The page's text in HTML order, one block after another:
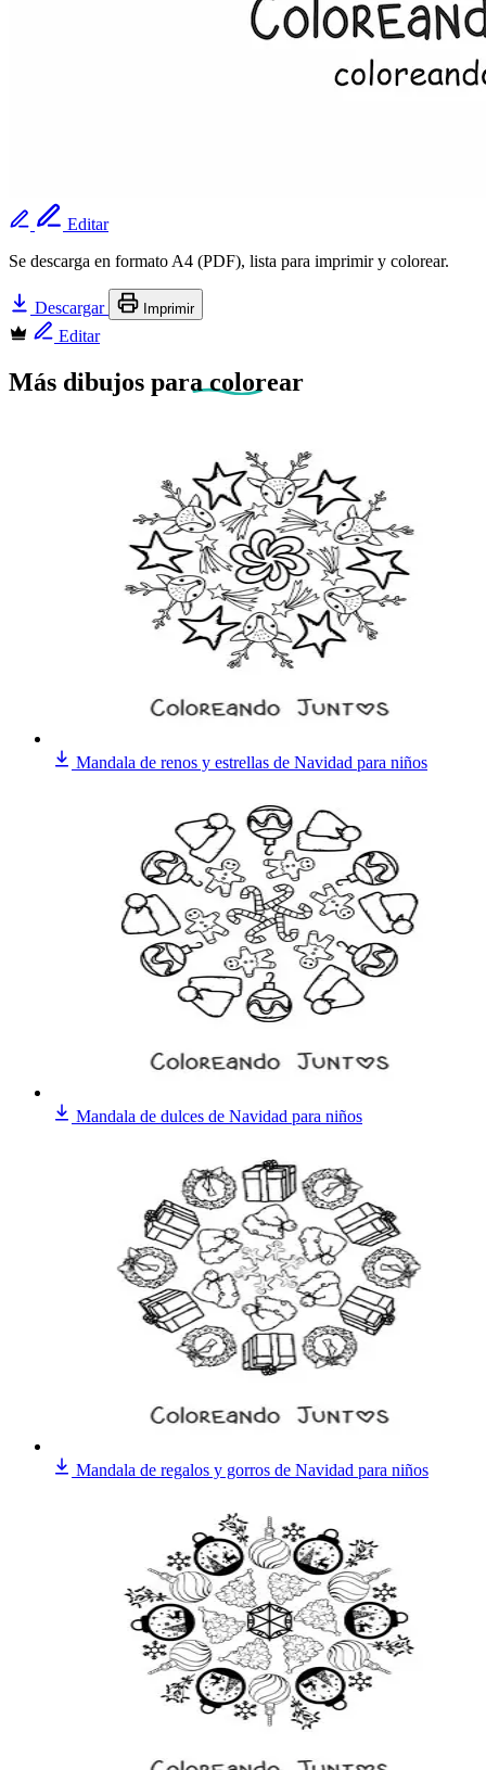
Editar
Se descarga en formato A4 (PDF), lista para imprimir y colorear.
Descargar Imprimir
Editar
Más dibujos para colorear
Mandala de renos y estrellas de Navidad para niños
Mandala de dulces de Navidad para niños
Mandala de regalos y gorros de Navidad para niños